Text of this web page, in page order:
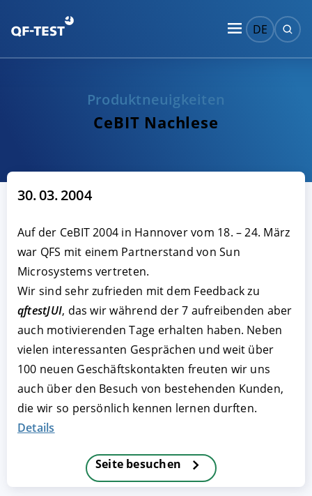
DE
Produktneuigkeiten
CeBIT Nachlese
30. 03. 2004
Auf der CeBIT 2004 in Hannover vom 18. – 24. März
war QFS mit einem Partnerstand von Sun
Microsystems vertreten.
Wir sind sehr zufrieden mit dem Feedback zu
qftestJUI, das wir während der 7 aufreibenden aber
auch motivierenden Tage erhalten haben. Neben
vielen interessanten Gesprächen und weit über
100 neuen Geschäftskontakten freuten wir uns
auch über den Besuch von bestehenden Kunden,
die wir so persönlich kennen lernen durften.
Details
Seite besuchen
AKZEPTIEREN KONFIGURIEREN